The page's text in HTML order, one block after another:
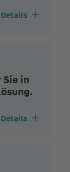
Details
in
Details